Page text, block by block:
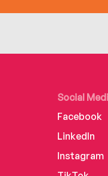
Social
Facebook
LinkedIn
Instagram